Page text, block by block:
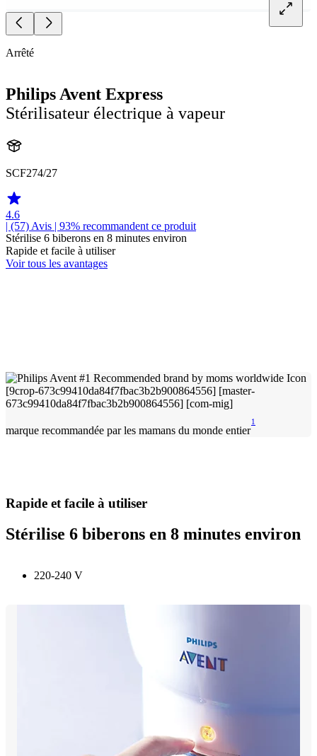
Arrêté
Philips Avent Express
Stérilisateur électrique à vapeur
SCF274/27
4.6
| (57) Avis | 93% recommandent ce produit
Stérilise 6 biberons en 8 minutes environ
Rapide et facile à utiliser
Voir tous les avantages
marque recommandée par les mamans du monde entier
1
Rapide et facile à utiliser
Stérilise 6 biberons en 8 minutes environ
220-240 V